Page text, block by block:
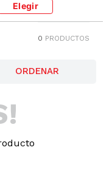
Elegir
0 PRODUCTOS